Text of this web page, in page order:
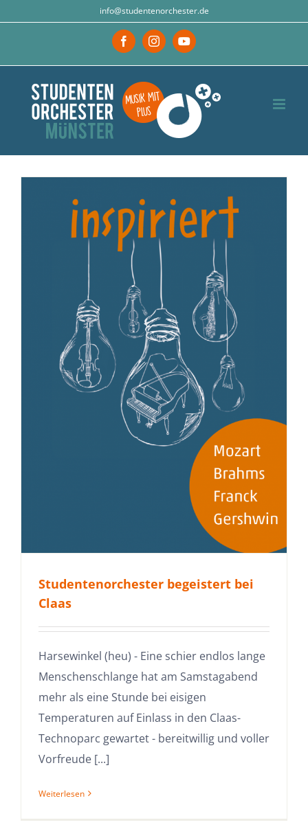
info@studentenorchester.de
FacebookInstagramYouTube
Studentenorchester begeistert bei
Claas
Harsewinkel (heu) - Eine schier endlos lange
Menschenschlange hat am Samstagabend
mehr als eine Stunde bei eisigen
Temperaturen auf Einlass in den Claas-
Technoparc gewartet - bereitwillig und voller
Vorfreude [...]
Weiterlesen